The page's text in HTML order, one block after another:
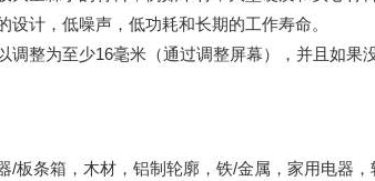
设计，低噪声，低功耗和长期的工作寿命。
调整为至少16毫米（通过调整屏幕），并且如果
/板条箱，木材，铝制轮廓，铁/金属，家用电器